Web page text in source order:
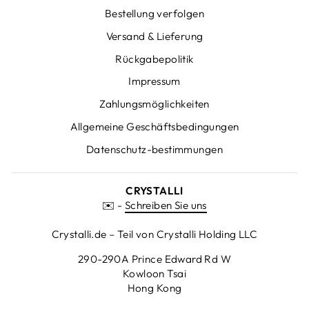
Bestellung verfolgen
Versand & Lieferung
Rückgabepolitik
Impressum
Zahlungsmöglichkeiten
Allgemeine Geschäftsbedingungen
Datenschutz-bestimmungen
CRYSTALLI
✉️ - Schreiben Sie uns
Crystalli.de – Teil von Crystalli Holding LLC
290-290A Prince Edward Rd W
Kowloon Tsai
Hong Kong